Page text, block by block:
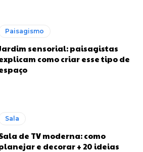
Paisagismo
sensorial: paisagistas
como criar esse tipo de
Sala
de TV moderna: como
e decorar + 20 ideias